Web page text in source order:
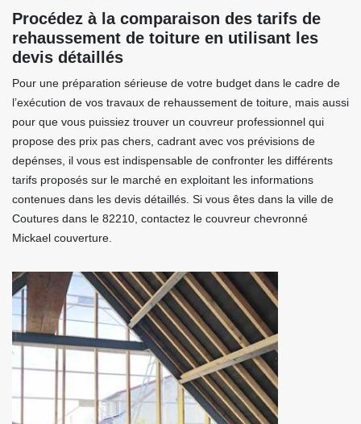
Procédez à la comparaison des tarifs de
rehaussement de toiture en utilisant les
devis détaillés
Pour une préparation sérieuse de votre budget dans le cadre de
l’exécution de vos travaux de rehaussement de toiture, mais aussi
pour que vous puissiez trouver un couvreur professionnel qui
propose des prix pas chers, cadrant avec vos prévisions de
depénses, il vous est indispensable de confronter les différents
tarifs proposés sur le marché en exploitant les informations
contenues dans les devis détaillés. Si vous êtes dans la ville de
Coutures dans le 82210, contactez le couvreur chevronné
Mickael couverture.